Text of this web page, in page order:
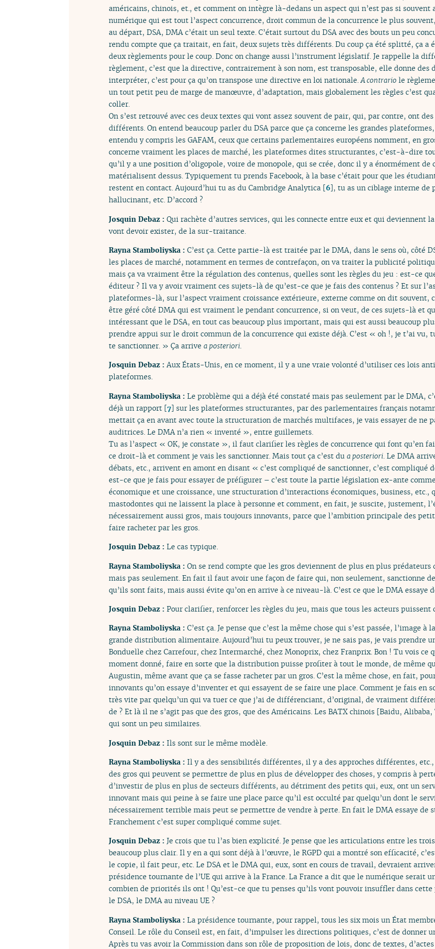
américains, chinois, et., et comment on intègre là-dedans un aspect qui n’est pas si souvent
numérique qui est tout l’aspect concurrence, droit commun de la concurrence le plus
au départ, DSA, DMA c’était un seul texte. C’était surtout du DSA avec des bouts un peu
rendu compte que ça traitait, en fait, deux sujets très différents. Du coup ça été splitté, ça a
deux règlements pour le coup. Donc on change aussi l’instrument législatif. Je rappelle la
règlement, c’est que la directive, contrairement à son nom, est transposable, elle donne des
interpréter, c’est pour ça qu’on transpose une directive en loi nationale.A contrario le
un tout petit peu de marge de manœuvre, d’adaptation, mais globalement les règles c’est
coller.
On s’est retrouvé avec ces deux textes qui vont assez souvent de pair, qui, par contre, ont
différents. On entend beaucoup parler du DSA parce que ça concerne les grandes
entendu y compris les GAFAM, ceux que certains parlementaires européens nomment, en
concerne vraiment les places de marché, les plateformes dites structurantes, c’est-à-dire
qu’il y a une position d’oligopole, voire de monopole, qui se crée, donc il y a énormément de
matérialisent dessus. Typiquement tu prends Facebook, à la base c’était pour que les
restent en contact. Aujourd’hui tu as du Cambridge Analytica [6], tu as un ciblage interne
hallucinant, etc. D’accord ?
Josquin Debaz : Qui rachète d’autres services, qui les connecte entre eux et qui deviennent
vont devoir exister, de la sur-traitance.
Rayna Stamboliyska : C’est ça. Cette partie-là est traitée par le DMA, dans le sens où, côté
les places de marché, notamment en termes de contrefaçon, on va traiter la publicité
mais ça va vraiment être la régulation des contenus, quelles sont les règles du jeu : est-ce
éditeur ? Il va y avoir vraiment ces sujets-là de qu’est-ce que je fais des contenus ? Et sur
plateformes-là, sur l’aspect vraiment croissance extérieure, externe comme on dit souvent,
être géré côté DMA qui est vraiment le pendant concurrence, si on veut, de ces sujets-là et
intéressant que le DSA, en tout cas beaucoup plus important, mais qui est aussi beaucoup
prendre appui sur le droit commun de la concurrence qui existe déjà. C’est « oh !, je t’ai vu,
te sanctionner. » Ça arrive a posteriori.
Josquin Debaz :Aux États-Unis, en ce moment, il y a une vraie volonté d’utiliser ces lois
plateformes.
Rayna Stamboliyska : Le problème qui a déjà été constaté mais pas seulement par le DMA,
déjà un rapport [7] sur les plateformes structurantes, par des parlementaires français
mettait ça en avant avec toute la structuration de marchés multifaces, je vais essayer de ne
auditrices. Le DMA n’a rien « inventé », entre guillemets.
Tu as l’aspect « OK, je constate », il faut clarifier les règles de concurrence qui font qu’en
ce droit-là et comment je vais les sanctionner. Mais tout ça c’est du a posteriori . Le DMA
débats, etc., arrivent en amont en disant « c’est compliqué de sanctionner, c’est compliqué
est-ce que je fais pour essayer de préfigurer – c’est toute la partie législation ex-ante
économique et une croissance, une structuration d’interactions économiques, business, etc.,
mastodontes qui ne laissent la place à personne et comment, en fait, je suscite, justement,
nécessairement aussi gros, mais toujours innovants, parce que l’ambition principale des
faire racheter par les gros.
Josquin Debaz : Le cas typique.
Rayna Stamboliyska : On se rend compte que les gros deviennent de plus en plus prédateurs
mais pas seulement. En fait il faut avoir une façon de faire qui, non seulement, sanctionne
qu’ils sont faits, mais aussi évite qu’on en arrive à ce niveau-là. C’est ce que le DMA essaye
Josquin Debaz : Pour clarifier, renforcer les règles du jeu, mais que tous les acteurs puissent
Rayna Stamboliyska : C’est ça. Je pense que c’est la même chose qui s’est passée, l’image à
grande distribution alimentaire. Aujourd’hui tu peux trouver, je ne sais pas, je vais prendre
Bonduelle chez Carrefour, chez Intermarché, chez Monoprix, chez Franprix. Bon ! Tu vois ce
moment donné, faire en sorte que la distribution puisse profiter à tout le monde, de même
Augustin, même avant que ça se fasse racheter par un gros. C’est la même chose, en fait,
innovants qu’on essaye d’inventer et qui essayent de se faire une place. Comment je fais en
très vite par quelqu’un qui va tuer ce que j’ai de différenciant, d’original, de vraiment
de ? Et là il ne s’agit pas que des gros, que des Américains. Les BATX chinois [Baidu,
qui sont un peu similaires.
Josquin Debaz : Ils sont sur le même modèle.
Rayna Stamboliyska : Il y a des sensibilités différentes, il y a des approches différentes,
des gros qui peuvent se permettre de plus en plus de développer des choses, y compris à
d’investir de plus en plus de secteurs différents, au détriment des petits qui, eux, ont un
innovant mais qui peine à se faire une place parce qu’il est occulté par quelqu’un dont le
nécessairement terrible mais peut se permettre de vendre à perte. En fait le DMA essaye de
Franchement c’est super compliqué comme sujet.
Josquin Debaz : Je crois que tu l’as bien explicité. Je pense que les articulations entre les
beaucoup plus clair. Il y en a qui sont déjà à l’œuvre, le RGPD qui a montré son efficacité,
le copie, il fait peur, etc. Le DSA et le DMA qui, eux, sont en cours de travail, devraient
présidence tournante de l’UE qui arrive à la France. La France a dit que le numérique serait
combien de priorités ils ont ! Qu’est-ce que tu penses qu’ils vont pouvoir insuffler dans
le DSA, le DMA au niveau UE ?
Rayna Stamboliyska : La présidence tournante, pour rappel, tous les six mois un État
Conseil. Le rôle du Conseil est, en fait, d’impulser les directions politiques, c’est de donner
Après tu vas avoir la Commission dans son rôle de proposition de lois, donc de textes,